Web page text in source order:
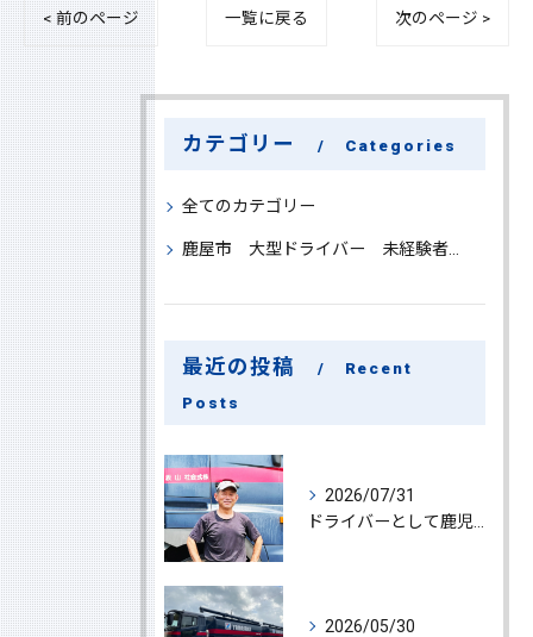
< 前のページ 一覧に戻る 次のページ >
カテゴリー Categories
全てのカテゴリー
鹿屋市 大型ドライバー 未経験者 大募集
最近の投稿
Recent
Posts
2026/07/31
2026/05/30